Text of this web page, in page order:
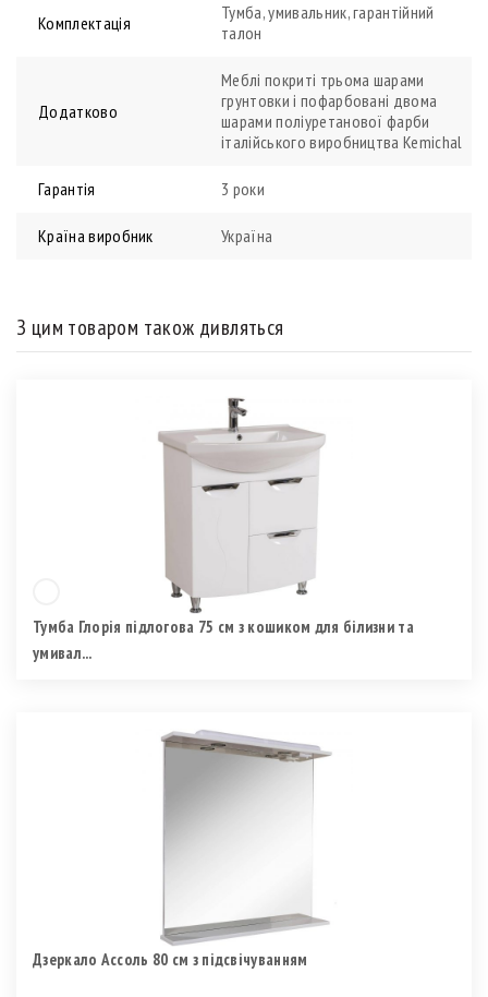
Комплектація
Тумба, умивальник, гарантійний
талон
Додатково
Меблі покриті трьома шарами
грунтовки і пофарбовані двома
шарами поліуретанової фарби
італійського виробництва Kemichal
Гарантія 3 роки
Країна виробник Україна
З цим товаром також дивляться
Тумба Глорія підлогова 75 см з кошиком для білизни та
умивал...
Дзеркало Ассоль 80 см з підсвічуванням